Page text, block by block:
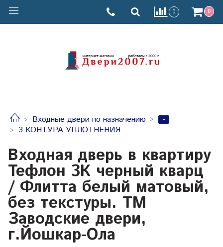
0 0
Входные двери по назначению
-
3 КОНТУРА УПЛОТНЕНИЯ
Входная дверь в квартиру
Тефлон 3К черный кварц
/ Флитта белый матовый,
без текстуры. ТМ
Заводские двери,
г.Йошкар-Ола